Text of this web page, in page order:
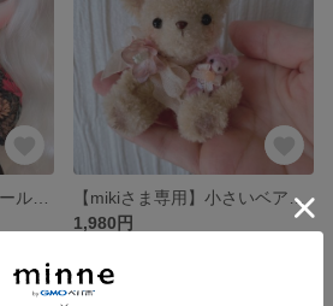
【mikiさま専用】小さいベアちゃん抱っこした子
1,980円